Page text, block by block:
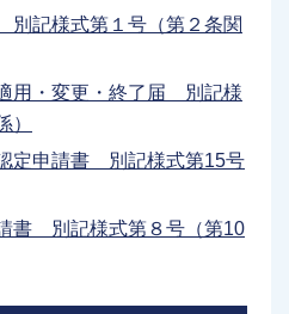
記様式第１号（第２条関
用・変更・終了届 別記様
）
定申請書 別記様式第15号
書 別記様式第８号（第10